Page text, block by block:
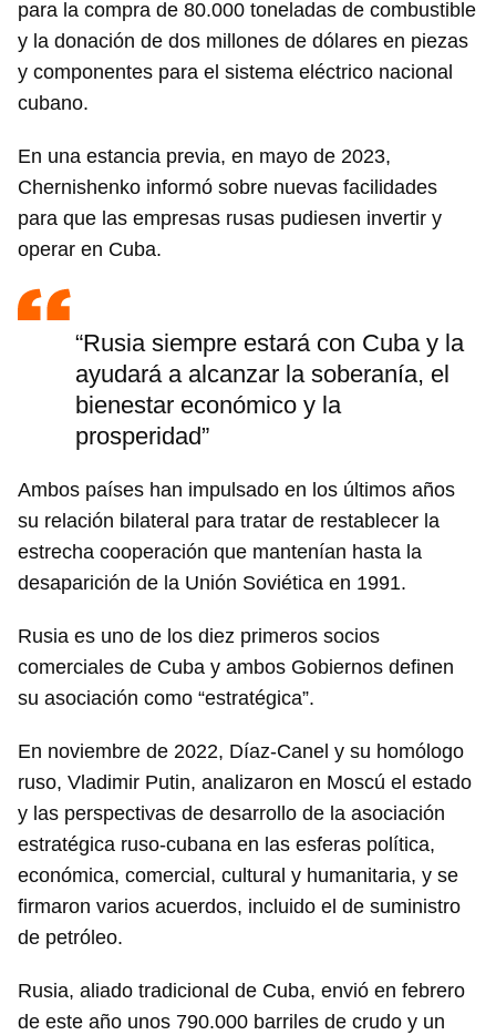
para la compra de 80.000 toneladas de combustible
y la donación de dos millones de dólares en piezas
y componentes para el sistema eléctrico nacional
cubano.
En una estancia previa, en mayo de 2023,
Chernishenko informó sobre nuevas facilidades
para que las empresas rusas pudiesen invertir y
operar en Cuba.
“Rusia siempre estará con Cuba y la
ayudará a alcanzar la soberanía, el
bienestar económico y la
prosperidad”
Ambos países han impulsado en los últimos años
su relación bilateral para tratar de restablecer la
estrecha cooperación que mantenían hasta la
desaparición de la Unión Soviética en 1991.
Rusia es uno de los diez primeros socios
comerciales de Cuba y ambos Gobiernos definen
su asociación como “estratégica”.
En noviembre de 2022, Díaz-Canel y su homólogo
ruso, Vladimir Putin, analizaron en Moscú el estado
y las perspectivas de desarrollo de la asociación
estratégica ruso-cubana en las esferas política,
económica, comercial, cultural y humanitaria, y se
firmaron varios acuerdos, incluido el de suministro
de petróleo.
Rusia, aliado tradicional de Cuba, envió en febrero
de este año unos 790.000 barriles de crudo y un